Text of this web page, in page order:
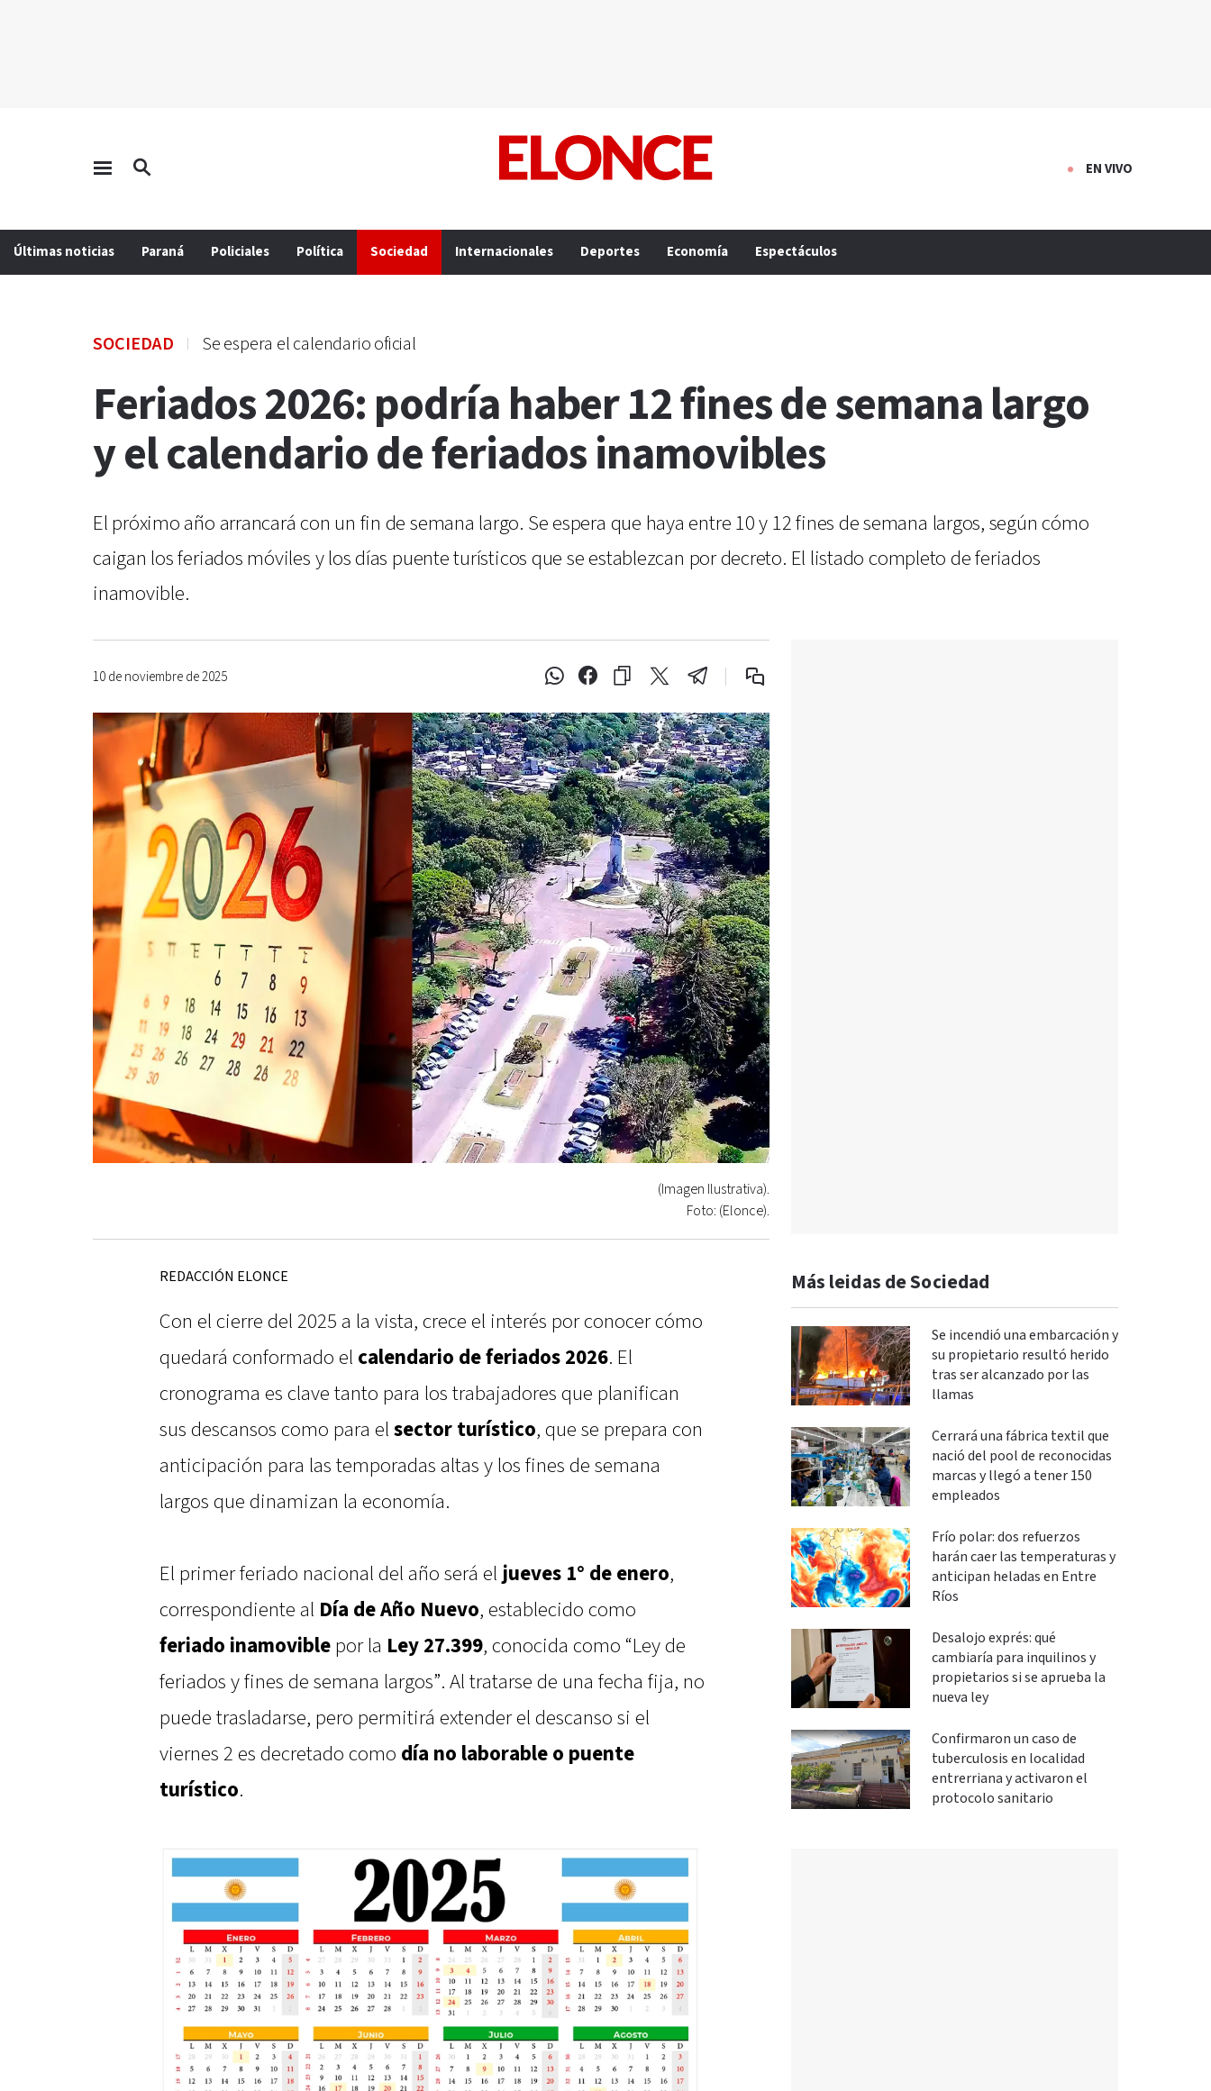
EN VIVO
Últimas noticias Paraná Policiales Política Sociedad Internacionales Deportes Economía Espectáculos
SOCIEDAD Se espera el calendario oficial
Feriados 2026: podría haber 12 fines de semana largo
y el calendario de feriados inamovibles
El próximo año arrancará con un fin de semana largo. Se espera que haya entre 10 y 12 fines de semana largos, según cómo
caigan los feriados móviles y los días puente turísticos que se establezcan por decreto. El listado completo de feriados
inamovible.
10 de noviembre de 2025
(Imagen Ilustrativa).
Foto: (Elonce).
REDACCIÓN ELONCE
Con el cierre del 2025 a la vista, crece el interés por conocer cómo
quedará conformado el calendario de feriados 2026. El
cronograma es clave tanto para los trabajadores que planifican
sus descansos como para el sector turístico, que se prepara con
anticipación para las temporadas altas y los fines de semana
largos que dinamizan la economía.
El primer feriado nacional del año será eljueves 1° de enero,
correspondiente al Día de Año Nuevo, establecido como
feriado inamovible por la Ley 27.399, conocida como “Ley de
feriados y fines de semana largos”. Al tratarse de una fecha fija, no
puede trasladarse, pero permitirá extender el descanso si el
viernes 2 es decretado como día no laborable o puente
turístico.
Más leidas de Sociedad
Se incendió una embarcación y
su propietario resultó herido
tras ser alcanzado por las
llamas
Cerrará una fábrica textil que
nació del pool de reconocidas
marcas y llegó a tener 150
empleados
Frío polar: dos refuerzos
harán caer las temperaturas y
anticipan heladas en Entre
Ríos
Desalojo exprés: qué
cambiaría para inquilinos y
propietarios si se aprueba la
nueva ley
Confirmaron un caso de
tuberculosis en localidad
entrerriana y activaron el
protocolo sanitario